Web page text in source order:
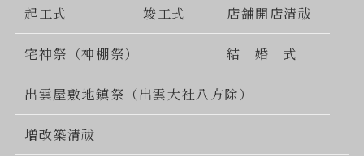
起工式 竣工式 店舗開店清祓
宅神祭（神棚祭） 結 婚 式
出雲屋敷地鎮祭（出雲大社八方除）
増改築清祓